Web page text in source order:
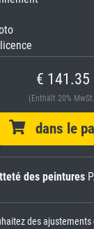
€ 141.35
(Enthält 20%
dans le
des peintures
des